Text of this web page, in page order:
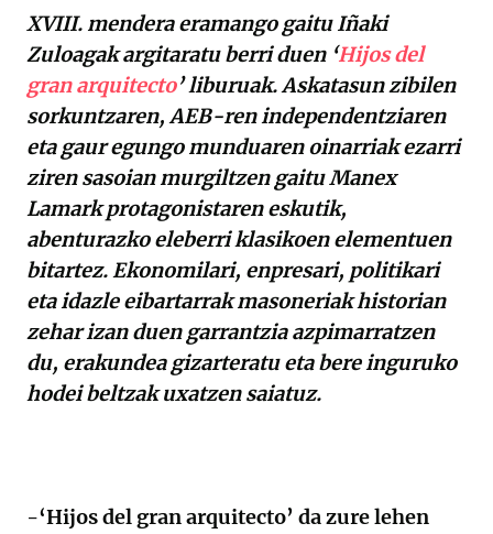
XVIII. mendera eramango gaitu Iñaki
Zuloagak argitaratu berri duen ‘Hijos del
gran arquitecto’ liburuak. Askatasun zibilen
sorkuntzaren, AEB-ren independentziaren
eta gaur egungo munduaren oinarriak ezarri
ziren sasoian murgiltzen gaitu Manex
Lamark protagonistaren eskutik,
abenturazko eleberri klasikoen elementuen
bitartez. Ekonomilari, enpresari, politikari
eta idazle eibartarrak masoneriak historian
zehar izan duen garrantzia azpimarratzen
du, erakundea gizarteratu eta bere inguruko
hodei beltzak uxatzen saiatuz.
-‘Hijos del gran arquitecto’ da zure lehen